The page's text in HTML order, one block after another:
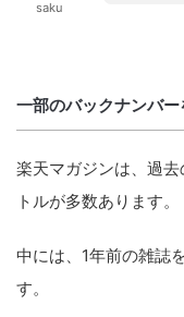
saku
一部のバックナンバー
楽天マガジンは、過
トルが多数あります。
中には、1年前の雑誌
す。